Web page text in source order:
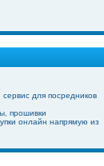
для посредников
прошивки
онлайн напрямую из